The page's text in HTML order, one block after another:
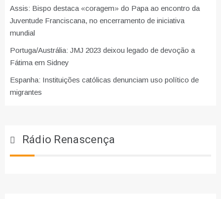
Assis: Bispo destaca «coragem» do Papa ao encontro da
Juventude Franciscana, no encerramento de iniciativa
mundial
Portuga/Austrália: JMJ 2023 deixou legado de devoção a
Fátima em Sidney
Espanha: Instituições católicas denunciam uso político de
migrantes
Rádio Renascença